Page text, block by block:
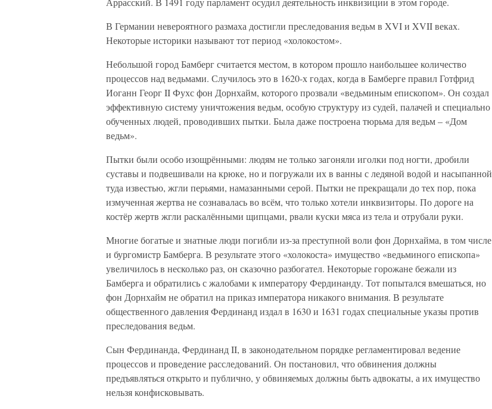
В Германии невероятного размаха достигли преследования ведьм в XVI и XVII веках.
Некоторые историки называют тот период «холокостом».
Небольшой город Бамберг считается местом, в котором прошло наибольшее количество
процессов над ведьмами. Случилось это в 1620-х годах, когда в Бамберге правил Готфрид
Иоганн Георг II Фухс фон Дорнхайм, которого прозвали «ведьминым епископом». Он создал
эффективную систему уничтожения ведьм, особую структуру из судей, палачей и специально
обученных людей, проводивших пытки. Была даже построена тюрьма для ведьм – «Дом
ведьм».
Пытки были особо изощрёнными: людям не только загоняли иголки под ногти, дробили
суставы и подвешивали на крюке, но и погружали их в ванны с ледяной водой и насыпанной
туда известью, жгли перьями, намазанными серой. Пытки не прекращали до тех пор, пока
измученная жертва не сознавалась во всём, что только хотели инквизиторы. По дороге на
костёр жертв жгли раскалёнными щипцами, рвали куски мяса из тела и отрубали руки.
Многие богатые и знатные люди погибли из-за преступной воли фон Дорнхайма, в том числе
и бургомистр Бамберга. В результате этого «холокоста» имущество «ведьминого епископа»
увеличилось в несколько раз, он сказочно разбогател. Некоторые горожане бежали из
Бамберга и обратились с жалобами к императору Фердинанду. Тот попытался вмешаться, но
фон Дорнхайм не обратил на приказ императора никакого внимания. В результате
общественного давления Фердинанд издал в 1630 и 1631 годах специальные указы против
преследования ведьм.
Сын Фердинанда, Фердинанд II, в законодательном порядке регламентировал ведение
процессов и проведение расследований. Он постановил, что обвинения должны
предъявляться открыто и публично, у обвиняемых должны быть адвокаты, а их имущество
нельзя конфисковывать.